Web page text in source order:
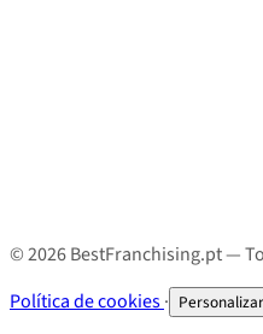
© 2026 BestFranchising.pt —
Política de cookies·